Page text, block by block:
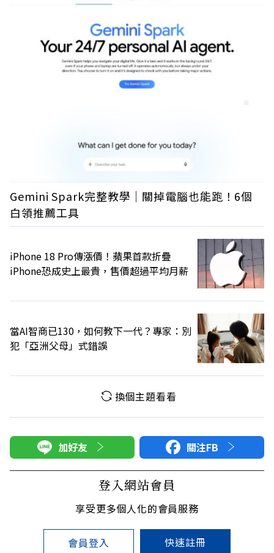
Gemini Spark完整教學｜關掉電腦也能跑！6個
白領推薦工具
iPhone 18 Pro傳漲價！蘋果首款折疊
iPhone恐成史上最貴，售價超過平均月薪
當AI智商已130，如何教下一代？專家：別
犯「亞洲父母」式錯誤
換個主題看看
加好友 關注FB
登入網站會員
享受更多個人化的會員服務
會員登入 快速註冊